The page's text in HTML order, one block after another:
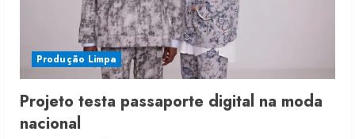
Produção Limpa
Projeto testa passaporte digital na moda
nacional